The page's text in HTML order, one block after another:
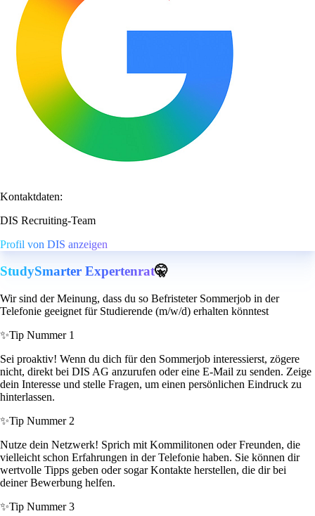
Kontaktdaten:
DIS Recruiting-Team
Profil von DIS anzeigen
StudySmarter Expertenrat🤫
Wir sind der Meinung, dass du so Befristeter Sommerjob in der
Telefonie geeignet für Studierende (m/w/d) erhalten könntest
✨Tip Nummer 1
Sei proaktiv! Wenn du dich für den Sommerjob interessierst, zögere
nicht, direkt bei DIS AG anzurufen oder eine E-Mail zu senden. Zeige
dein Interesse und stelle Fragen, um einen persönlichen Eindruck zu
hinterlassen.
✨Tip Nummer 2
Nutze dein Netzwerk! Sprich mit Kommilitonen oder Freunden, die
vielleicht schon Erfahrungen in der Telefonie haben. Sie können dir
wertvolle Tipps geben oder sogar Kontakte herstellen, die dir bei
deiner Bewerbung helfen.
✨Tip Nummer 3